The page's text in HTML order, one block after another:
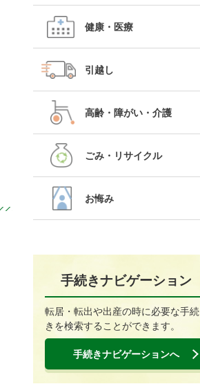
健康・医療
引越し
高齢・障がい・介護
ごみ・リサイクル
お悔み
手続きナビゲーション
転居・転出や出産の時に必要な手続
きを検索することができます。
手続きナビゲーションへ